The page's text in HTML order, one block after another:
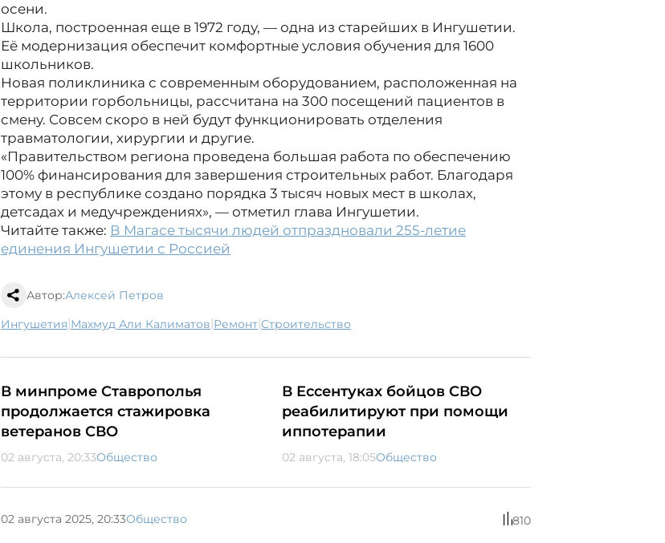
осени.
Школа, построенная еще в 1972 году, — одна из старейших в Ингушетии.
Её модернизация обеспечит комфортные условия обучения для 1600
школьников.
Новая поликлиника с современным оборудованием, расположенная на
территории горбольницы, рассчитана на 300 посещений пациентов в
смену. Совсем скоро в ней будут функционировать отделения
травматологии, хирургии и другие.
«Правительством региона проведена большая работа по обеспечению
100% финансирования для завершения строительных работ. Благодаря
этому в республике создано порядка 3 тысяч новых мест в школах,
детсадах и медучреждениях», — отметил глава Ингушетии.
Читайте также: В Магасе тысячи людей отпраздновали 255-летие
единения Ингушетии с Россией
Автор:Алексей Петров
Ингушетия| Махмуд Али Калиматов| ремонт| строительство
В минпроме Ставрополья
продолжается стажировка
ветеранов СВО
02 августа, 20:33Общество
В Ессентуках бойцов СВО
реабилитируют при помощи
иппотерапии
02 августа, 18:05Общество
02 августа 2025, 20:33Общество 810